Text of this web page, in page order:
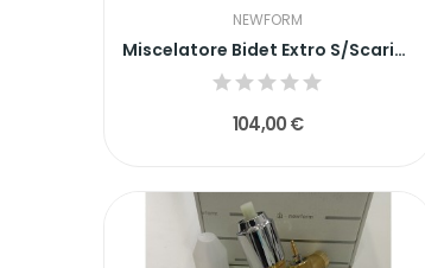
NEWFORM
Miscelatore Bidet Extro S/Scarico
104,00 €